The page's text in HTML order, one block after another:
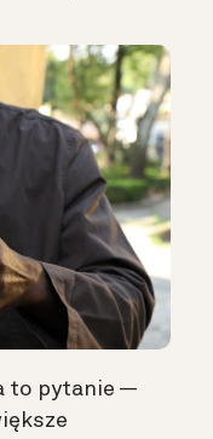
to pytanie —